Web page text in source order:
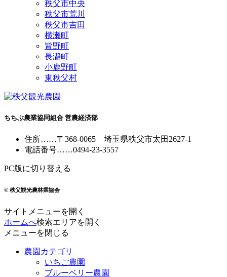
秩父市中央
秩父市荒川
秩父市吉田
横瀬町
皆野町
長瀞町
小鹿野町
東秩父村
ちちぶ農業協同組合 営農経済部
住所……〒368-0065 埼玉県秩父市太田2627-1
電話番号……0494-23-3557
PC版に切り替える
© 秩父観光農林業協会
サイトメニューを開く
ホームへ検索エリアを開く
メニューを閉じる
農園カテゴリ
いちご農園
ブルーベリー農園